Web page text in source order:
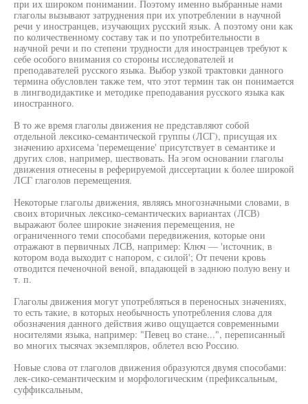
при их широком понимании. Поэтому именно выбранные нами
глаголы вызывают затруднения при их употреблении в научной
речи у иностранцев, изучающих русский язык. А поэтому они как
по количественному составу так и по употребительности в
научной речи и по степени трудности для иностранцев требуют к
себе особого внимания со стороны исследователей и
преподавателей русского языка. Выбор узкой трактовки данного
термина обусловлен также тем, что этот термин так он понимается
в лингводидактике и методике преподавания русского языка как
иностранного.
В то же время глаголы движения не представляют собой
отдельной лексико-семантической группы (ЛСГ), присущая их
значению архисема 'перемещение' присутствует в семантике и
других слов, например, шествовать. На эгом основании глаголы
движения отнесены в реферируемой диссертации к более широкой
ЛСГ глаголов перемещения.
Некоторые глаголы движения, являясь многозначными словами, в
своих вторичных лексико-семантических вариантах (ЛСВ)
выражают более широкие значения перемещения, не
ограниченного теми способами передвижения, которые они
отражают в первичных ЛСВ, например: Ключ — 'источник, в
котором вода выходит с напором, с силой'; От печени кровь
отводится печеночной веной, впадающей в заднюю полую вену и
т. п.
Глаголы движения могут употребляться в переносных значениях,
то есть такие, в которых необычность употребления слова для
обозначения данного действия живо ощущается современными
носителями языка, например: "Певец во стане...", переписанный
во многих тысячах экземпляров, облетел всю Россию.
Новые слова от глаголов движения образуются двумя способами:
лек-сико-семантическим и морфологическим (префиксальным,
суффиксальным,